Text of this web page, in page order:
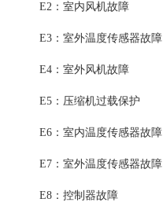
E2：室内风机故障
E3：室外温度传感器故障
E4：室外风机故障
E5：压缩机过载保护
E6：室内温度传感器故障
E7：室外温度传感器故障
E8：控制器故障